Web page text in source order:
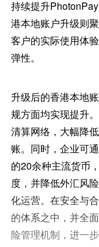
持续提升
港本地账户升级则
客户的实际使用体
弹性。
升级后的香港本地
规方面均实现提升
清算网络，大幅降
账。同时，企业可
的20余种主流货币
度，并降低外汇风
化运营。在安全与
的体系之中，并全
险管理机制，进一